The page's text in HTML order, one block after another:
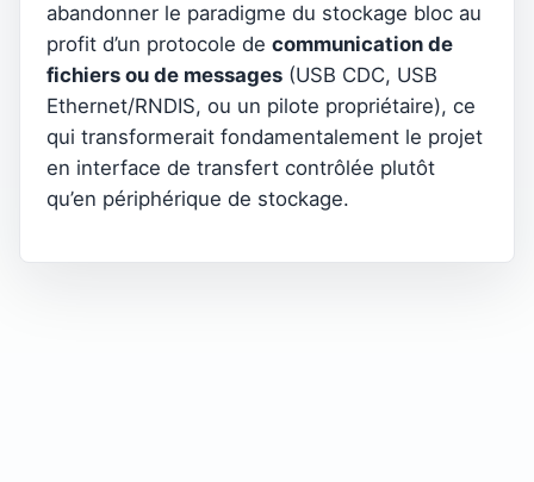
abandonner le paradigme du stockage bloc au
profit d’un protocole decommunication de
fichiers ou de messages (USB CDC, USB
Ethernet/RNDIS, ou un pilote propriétaire), ce
qui transformerait fondamentalement le projet
en interface de transfert contrôlée plutôt
qu’en périphérique de stockage.